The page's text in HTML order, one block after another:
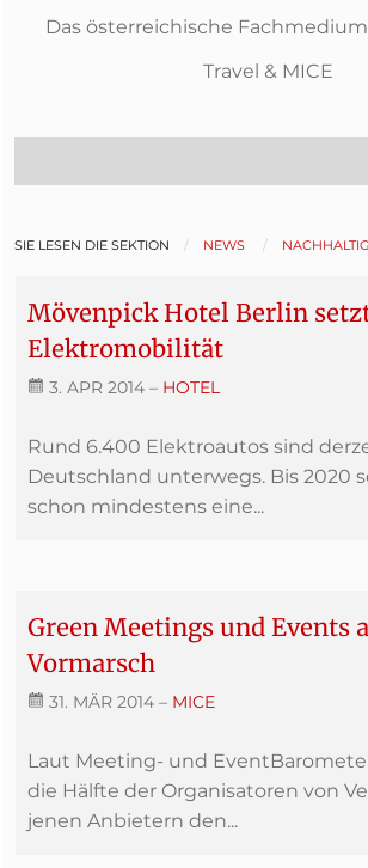
Das österreichische
Travel & MICE
SIE LESEN DIE SEKTION NEWS
Mövenpick Hotel Berlin
Elektromobilität
3. APR 2014 – HOTEL
Rund 6.400 Elektroautos sind
Deutschland unterwegs. Bis 2020
schon mindestens eine...
Green Meetings und Events
Vormarsch
31. MÄR 2014 – MICE
Laut Meeting- und
die Hälfte der Organisatoren von
jenen Anbietern den...